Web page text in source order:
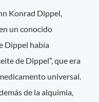
Konrad Dippel,
un conocido
Dippel había
de Dippel”, que era
universal.
de la alquimia,